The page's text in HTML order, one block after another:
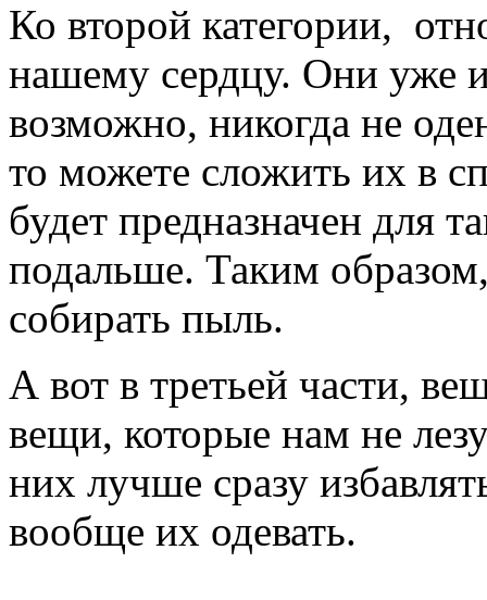
Ко второй категории,
нашему сердцу. Они уже
возможно, никогда не
то можете сложить их в
будет предназначен для
подальше. Таким
собирать пыль.
А вот в третьей части,
вещи, которые нам не
них лучше сразу
вообще их одевать.